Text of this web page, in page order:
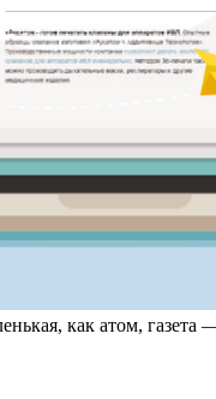
как атом,